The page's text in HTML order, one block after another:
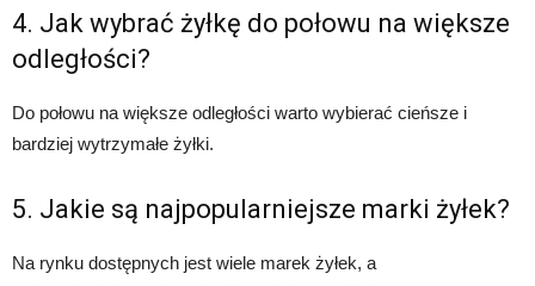
4. Jak wybrać żyłkę do połowu na większe
odległości?
Do połowu na większe odległości warto wybierać cieńsze i
bardziej wytrzymałe żyłki.
5. Jakie są najpopularniejsze marki żyłek?
Na rynku dostępnych jest wiele marek żyłek, a